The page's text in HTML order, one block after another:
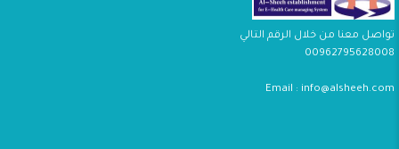
تواصل معنا من خلال الرقم التالي
00962795628008
Email : info@alsheeh.com